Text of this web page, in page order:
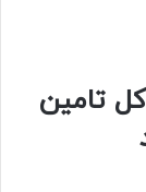
کل تامین